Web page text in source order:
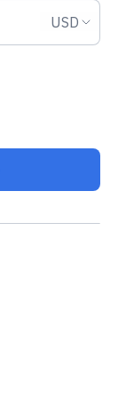
324,00 $ MXN
Mexico City,
USD